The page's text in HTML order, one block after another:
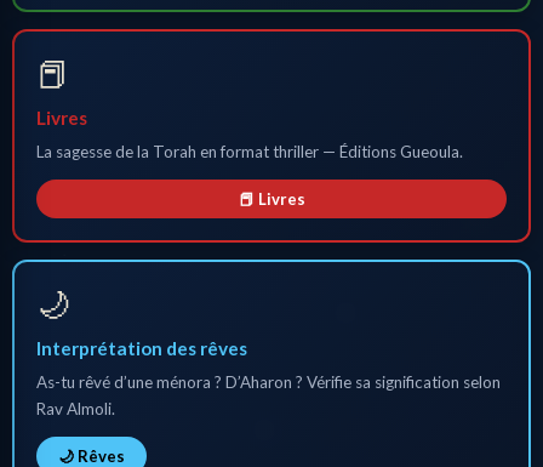
📕
Livres
La sagesse de la Torah en format thriller — Éditions Gueoula.
📕 Livres
🌙
Interprétation des rêves
As-tu rêvé d’une ménora ? D’Aharon ? Vérifie sa signification selon
Rav Almoli.
🌙 Rêves